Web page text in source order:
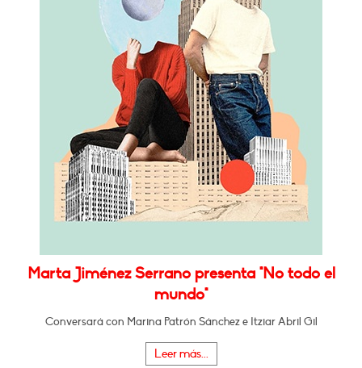
Marta Jiménez Serrano presenta "No todo el
mundo"
Conversará con Marina Patrón Sánchez e Itziar Abril Gil
Leer más...